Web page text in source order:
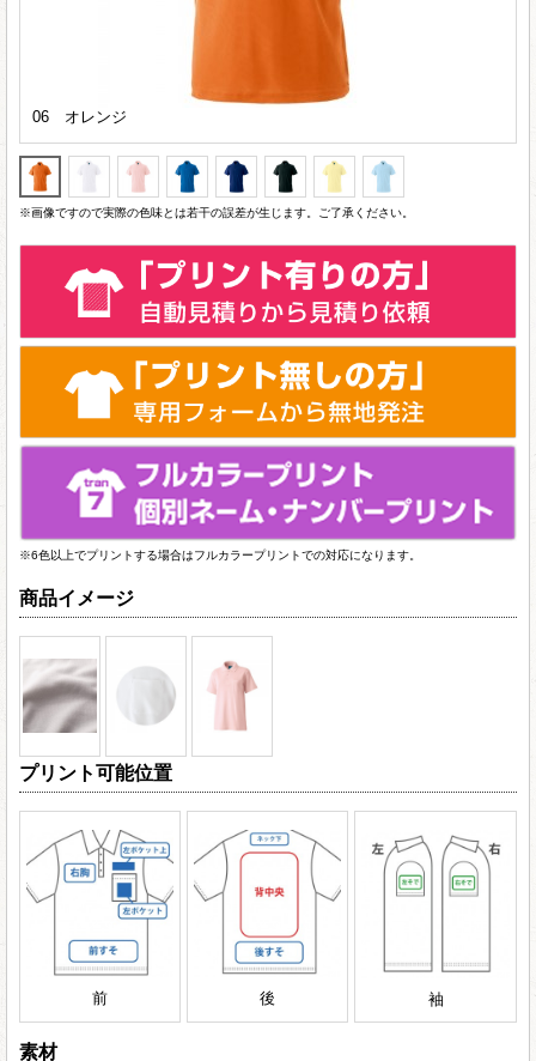
06 オレンジ
※画像ですので実際の色味とは若干の誤差が生じます。ご了承ください。
※6色以上でプリントする場合はフルカラープリントでの対応になります。
商品イメージ
プリント可能位置
前 後 袖
素材